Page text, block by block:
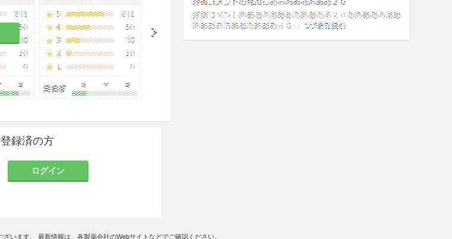
も、少なくとも1ヵ月に1回実
が望ましい。［1.、7.2、7.3、
、16.7.3、16.7.5参照］
臨床症状の悪化がみられた
があるので、投与開始時及び
度で血液検査を行うこと。［1
肺静脈閉塞性疾患の可能性を
録済の方
ログイン
います。 最新情報は、各製薬会社のWebサイトなどでご確認ください。